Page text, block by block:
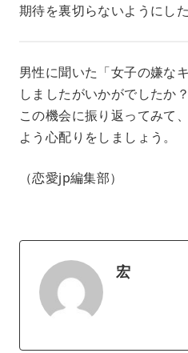
期待を裏切らないようにし
男性に聞いた「女子の嫌な
しましたがいかがでしたか？
この機会に振り返ってみて
よう心配りをしましょう。
（恋愛jp編集部）
宏